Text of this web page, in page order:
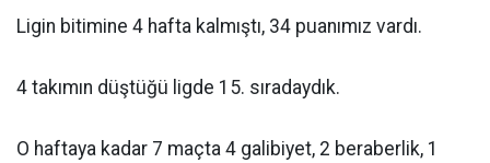
Ligin bitimine 4 hafta kalmıştı, 34 puanımız vardı.
4 takımın düştüğü ligde 15. sıradaydık.
O haftaya kadar 7 maçta 4 galibiyet, 2 beraberlik, 1